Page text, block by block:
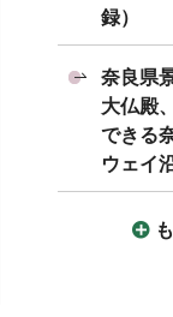
録）
奈良県
大仏殿
できる
ウェイ